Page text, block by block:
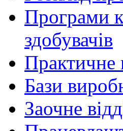
Програми
здобувачів
Практичне
Бази
Заочне